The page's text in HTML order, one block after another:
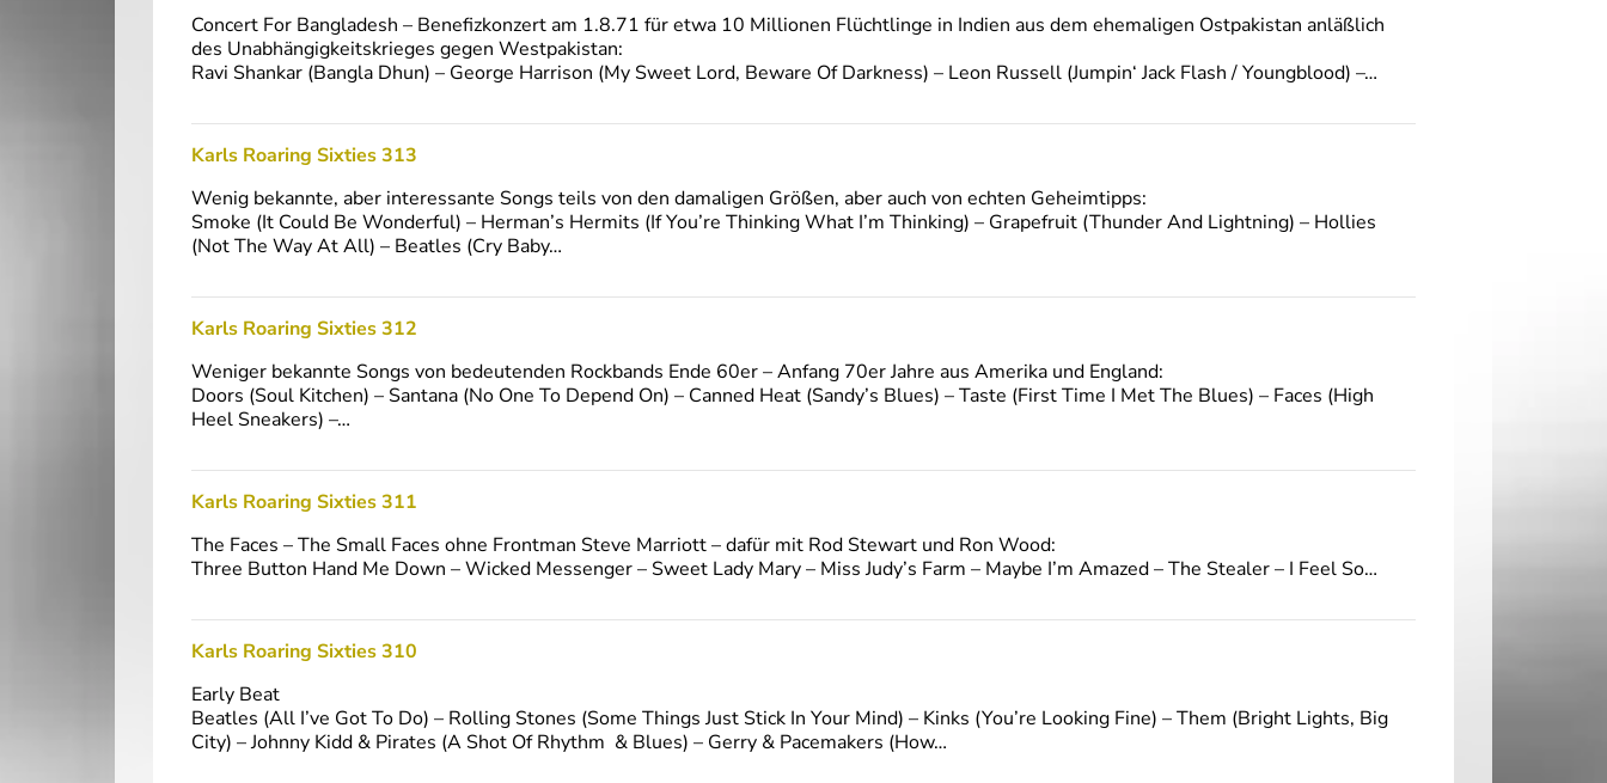
Concert For Bangladesh – Benefizkonzert am 1.8.71 für etwa 10 Millionen Flüchtlinge in Indien aus dem ehemaligen Ostpakistan anläßlich
des Unabhängigkeitskrieges gegen Westpakistan:
Ravi Shankar (Bangla Dhun) – George Harrison (My Sweet Lord, Beware Of Darkness) – Leon Russell (Jumpin‘ Jack Flash / Youngblood) –…
Karls Roaring Sixties 313
Wenig bekannte, aber interessante Songs teils von den damaligen Größen, aber auch von echten Geheimtipps:
Smoke (It Could Be Wonderful) – Herman’s Hermits (If You’re Thinking What I’m Thinking) – Grapefruit (Thunder And Lightning) – Hollies
(Not The Way At All) – Beatles (Cry Baby…
Karls Roaring Sixties 312
Weniger bekannte Songs von bedeutenden Rockbands Ende 60er – Anfang 70er Jahre aus Amerika und England:
Doors (Soul Kitchen) – Santana (No One To Depend On) – Canned Heat (Sandy’s Blues) – Taste (First Time I Met The Blues) – Faces (High
Heel Sneakers) –…
Karls Roaring Sixties 311
The Faces – The Small Faces ohne Frontman Steve Marriott – dafür mit Rod Stewart und Ron Wood:
Three Button Hand Me Down – Wicked Messenger – Sweet Lady Mary – Miss Judy’s Farm – Maybe I’m Amazed – The Stealer – I Feel So…
Karls Roaring Sixties 310
Early Beat
Beatles (All I’ve Got To Do) – Rolling Stones (Some Things Just Stick In Your Mind) – Kinks (You’re Looking Fine) – Them (Bright Lights, Big
City) – Johnny Kidd & Pirates (A Shot Of Rhythm & Blues) – Gerry & Pacemakers (How…